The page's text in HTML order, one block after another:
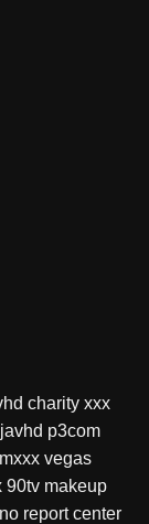
charity xxx
javhd p3com
vegas
90tv makeup
report center